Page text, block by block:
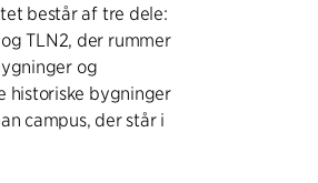
består af tre dele:
TLN2, der rummer
og
historiske bygninger
campus, der står i